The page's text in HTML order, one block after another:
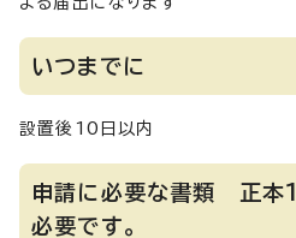
いつまでに
設置後10日以内
申請に必要な書類 正本
必要です。